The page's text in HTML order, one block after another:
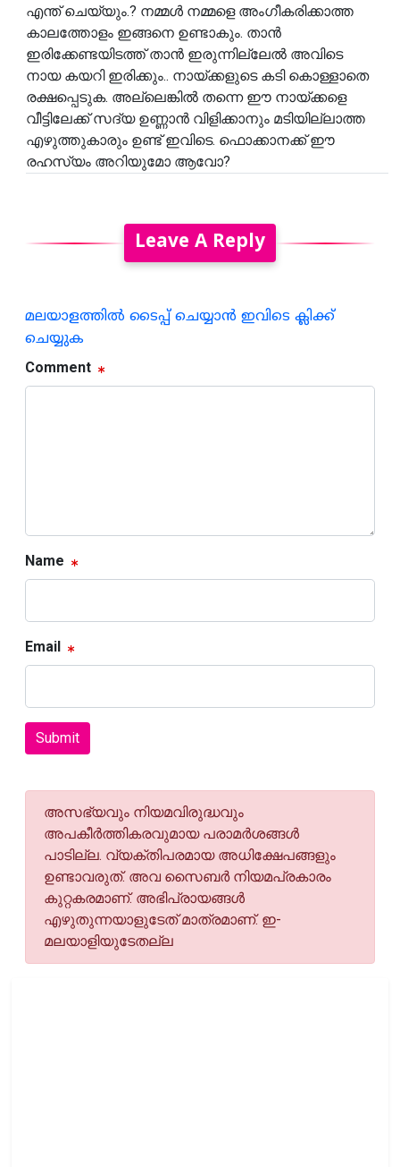
എന്ത് ചെയ്യും.? നമ്മൾ നമ്മളെ അംഗീകരിക്കാത്ത
കാലത്തോളം ഇങ്ങനെ ഉണ്ടാകും. താൻ
ഇരിക്കേണ്ടയിടത്ത് താൻ ഇരുന്നില്ലേൽ അവിടെ
നായ കയറി ഇരിക്കും.. നായ്ക്കളുടെ കടി കൊള്ളാതെ
രക്ഷപ്പെടുക. അല്ലെങ്കിൽ തന്നെ ഈ നായ്ക്കളെ
വീട്ടിലേക്ക് സദ്യ ഉണ്ണാൻ വിളിക്കാനും മടിയില്ലാത്ത
എഴുത്തുകാരും ഉണ്ട് ഇവിടെ. ഫൊക്കാനക്ക് ഈ
രഹസ്യം അറിയുമോ ആവോ?
Leave A Reply
മലയാളത്തില്‍ ടൈപ്പ് ചെയ്യാന്‍ ഇവിടെ ക്ലിക്ക്
ചെയ്യുക
Comment
Name
Email
Submit
അസഭ്യവും നിയമവിരുദ്ധവും
അപകീര്‍ത്തികരവുമായ പരാമര്‍ശങ്ങള്‍
പാടില്ല. വ്യക്തിപരമായ അധിക്ഷേപങ്ങളും
ഉണ്ടാവരുത്. അവ സൈബര്‍ നിയമപ്രകാരം
കുറ്റകരമാണ്. അഭിപ്രായങ്ങള്‍
എഴുതുന്നയാളുടേത് മാത്രമാണ്. ഇ-
മലയാളിയുടേതല്ല